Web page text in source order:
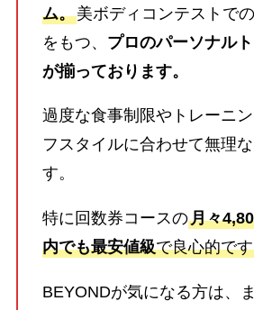
ム。美ボディコンテストで
をもつ、 プロのパーソナル
が揃っております。
過度な食事制限やトレーニ
フスタイルに合わせて無理
す。
特に回数券コースの月々
内でも最安値級で良心的で
BEYONDが気になる方は、